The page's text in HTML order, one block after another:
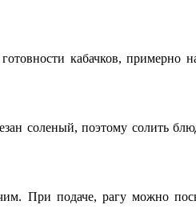
кабачков,
соленый, поэтому солить
При подаче, рагу можно